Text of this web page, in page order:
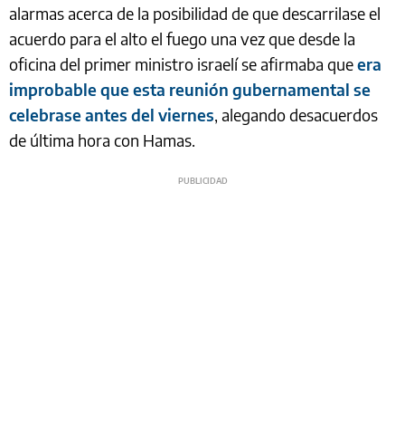
alarmas acerca de la posibilidad de que descarrilase el
acuerdo para el alto el fuego una vez que desde la
oficina del primer ministro israelí se afirmaba queera
improbable que esta reunión gubernamental se
celebrase antes del viernes, alegando desacuerdos
de última hora con Hamas.